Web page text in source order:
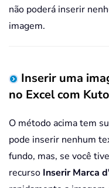
não poderá inserir
imagem.
Inserir uma
no Excel com
O método acima tem
pode inserir nenhum
fundo, mas, se você
recurso Inserir Marca